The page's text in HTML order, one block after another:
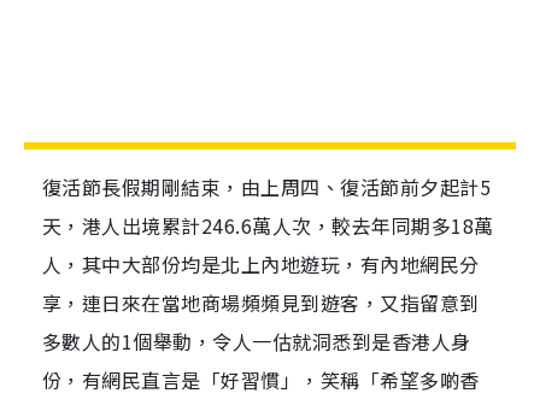
復活節長假期剛結束，由上周四、復活節前夕起計5
天，港人出境累計246.6萬人次，較去年同期多18萬
人，其中大部份均是北上內地遊玩，有內地網民分
享，連日來在當地商場頻頻見到遊客，又指留意到
多數人的1個舉動，令人一估就洞悉到是香港人身
份，有網民直言是「好習慣」，笑稱「希望多啲香